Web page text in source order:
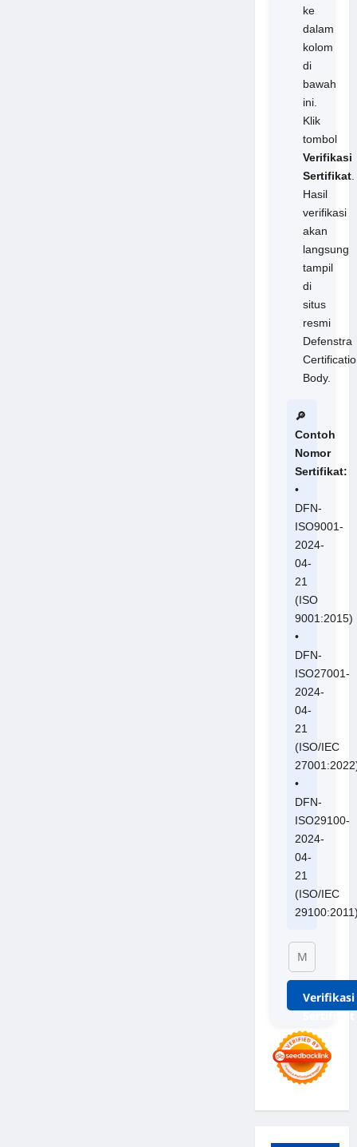
ke
dalam
kolom
di
bawah
ini.
Klik
tombol
Verifikasi
Sertifikat.
Hasil
verifikasi
akan
langsung
tampil
di
situs
resmi
Defenstra
Body.
🔎
Contoh
Nomor
Sertifikat:
•
DFN-
ISO9001-
2024-
04-
21
(ISO
9001:2015)
•
DFN-
ISO27001-
2024-
04-
21
(ISO/IEC
•
DFN-
ISO29100-
2024-
04-
21
(ISO/IEC
Verifikasi
Sertifikat